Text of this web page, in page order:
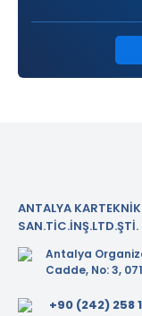
ANTALYA
SAN.TİC.İNŞ.LTD.ŞTİ.
Antalya
Cadde, No: 3,
+90 (242) 258